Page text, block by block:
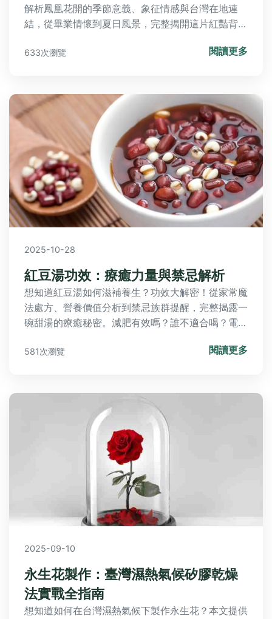
解析鳳凰花開的季節意義、象征情感與台灣在地連
結，從畢業情懷到夏日風景，完整揭開這片紅豔背後
633次瀏覽 閱讀更多
2025-10-28
紅豆湯功效：療癒力量與禁忌解析
想知道紅豆湯如何滋補養生？功效大解密！從家常魔
法處方、營養價值分析到禁忌族群提醒，完整揭露一
碗甜湯的療癒秘密。減肥有效嗎？誰不適合喝？電鍋
581次瀏覽 閱讀更多
2025-09-10
永生花製作：臺灣濕熱氣候矽膠乾燥
法實戰全指南
想知道如何在台灣濕熱氣候下製作永生花？本文提供